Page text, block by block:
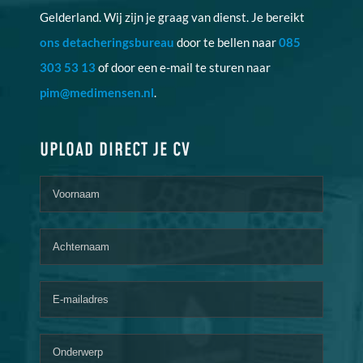
Gelderland. Wij zijn je graag van dienst. Je bereikt
ons detacheringsbureau door te bellen naar085
303 53 13 of door een e-mail te sturen naar
pim@medimensen.nl
UPLOAD DIRECT JE CV